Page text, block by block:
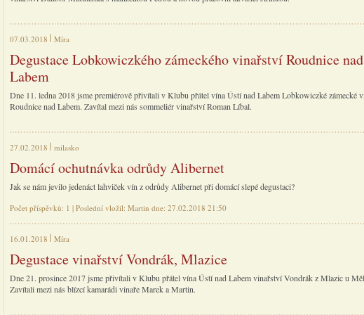
07.03.2018 Míra
Degustace Lobkowiczkého zámeckého vinařství Roudnice nad
Labem
Dne 11. ledna 2018 jsme premiérově přivítali v Klubu přátel vína Ústí nad Labem Lobkowiczké zámecké
Roudnice nad Labem. Zavítal mezi nás sommeliér vinařství Roman Líbal.
27.02.2018 milasko
Domácí ochutnávka odrůdy Alibernet
Jak se nám jevilo jedenáct lahviček vín z odrůdy Alibernet při domácí slepé degustaci?
Počet příspěvků: 1 | Poslední vložil: Martin dne: 27.02.2018 21:50
16.01.2018 Míra
Degustace vinařství Vondrák, Mlazice
Dne 21. prosince 2017 jsme přivítali v Klubu přátel vína Ústí nad Labem vinařství Vondrák z Mlazic u
Zavítali mezi nás blízcí kamarádi vinaře Marek a Martin.